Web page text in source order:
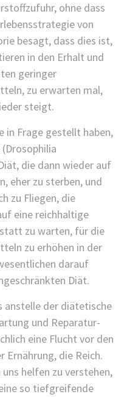
ohne dass
von
besagt, dass dies ist,
in den Erhalt und
geringer
zu erwarten mal,
steigt.
in Frage gestellt haben,
die dann wieder auf
eher zu sterben, und
zu Fliegen, die
eine reichhaltige
zu warten, für die
zu erhöhen in der
darauf
Diät.
anstelle der diätetische
und Reparatur-
eine Flucht vor den
Ernährung, die Reich.
helfen zu verstehen,
so tiefgreifende